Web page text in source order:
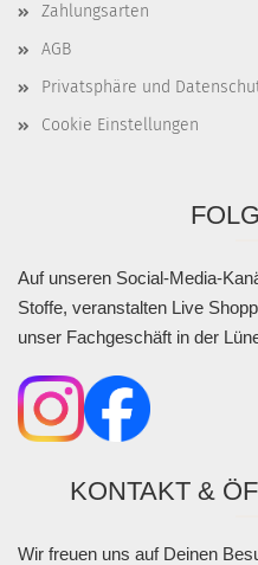
Zahlungsarten
AGB
Privatsphäre und
Cookie Einstellungen
Auf unseren Social-Media-
Stoffe, veranstalten Live
unser Fachgeschäft in der
KONTAKT &
Wir freuen uns auf Deinen